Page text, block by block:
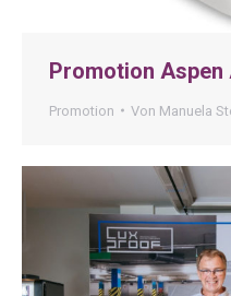
Promotion Aspen
Promotion Von Manuela